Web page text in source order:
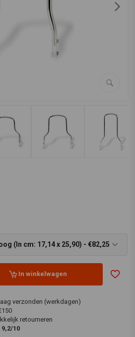
(In cm: 17,14 x 25,90) - €82,25
In winkelwagen
verzonden (werkdagen)
retourneren
10